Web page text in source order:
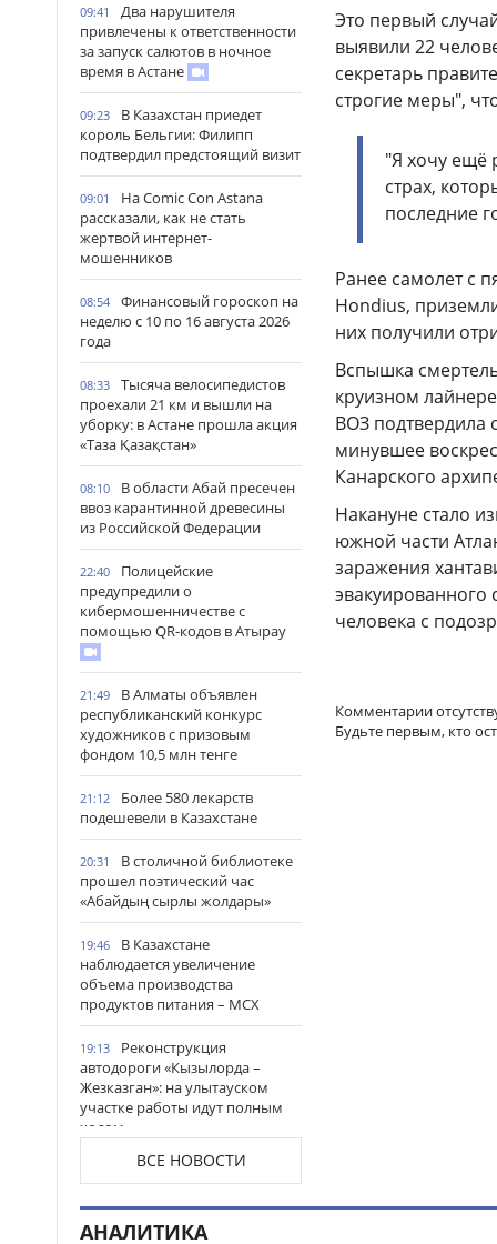
09:41
Два нарушителя
привлечены к ответственности
за запуск салютов в ночное
время в Астане
09:23
В Казахстан приедет
король Бельгии: Филипп
подтвердил предстоящий визит
09:01
На Comic Con Astana
рассказали, как не стать
жертвой интернет-
мошенников
08:54
Финансовый гороскоп на
неделю с 10 по 16 августа 2026
года
08:33
Тысяча велосипедистов
проехали 21 км и вышли на
уборку: в Астане прошла акция
«Таза Қазақстан»
08:10
В области Абай пресечен
ввоз карантинной древесины
из Российской Федерации
22:40
Полицейские
предупредили о
кибермошенничестве с
помощью QR-кодов в Атырау
21:49
В Алматы объявлен
республиканский конкурс
художников с призовым
фондом 10,5 млн тенге
21:12
Более 580 лекарств
подешевели в Казахстане
20:31
В столичной библиотеке
прошел поэтический час
«Абайдың сырлы жолдары»
19:46
В Казахстане
наблюдается увеличение
объема производства
продуктов питания – МСХ
19:13
Реконструкция
автодороги «Кызылорда –
Жезказган»: на улытауском
участке работы идут полным
ходом
Жители Астаны получат
возможность выиграть до 600
тысяч тенге за чтение книг
ВСЕ НОВОСТИ
Это первый
выявили 22
секретарь
строгие меры",
"Я хочу ещё
страх,
последние
Ранее самолет с
Hondius,
них получили
Вспышка
круизном
ВОЗ подтвердила
минувшее
Канарского
Накануне стало
южной части
заражения
человека с
Комментарии
Будьте первым, кто
АНАЛИТИКА